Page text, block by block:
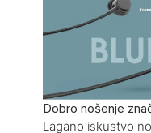
Dobro nošenje
Lagano iskustvo